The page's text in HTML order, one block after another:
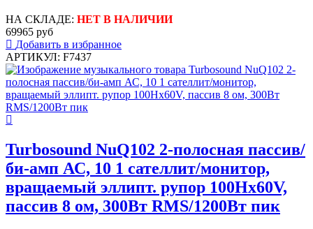
НА СКЛАДЕ: НЕТ В НАЛИЧИИ
69965 руб
Добавить в избранное
АРТИКУЛ: F7437
Turbosound NuQ102 2-полосная пассив/
би-амп АС, 10 1 сателлит/монитор,
вращаемый эллипт. рупор 100Hx60V,
пассив 8 ом, 300Вт RMS/1200Вт пик